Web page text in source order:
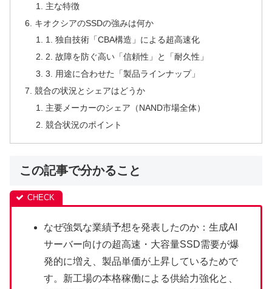
主な特徴
キオクシアのSSDの強みは何か
1. 独自技術「CBA構造」による超高速化
2. 故障を防ぐ高い「信頼性」と「耐久性」
3. 用途に合わせた「製品ラインナップ」
競合の状況とシェアはどうか
主要メーカーのシェア（NAND市場全体）
競合状況のポイント
この記事で分かること
なぜ強気な業績予想を発表したのか：生成AI
サーバー向けの超高速・大容量SSD需要が爆
発的に増え、製品単価が上昇しているためで
す。新工場の本格稼働による供給力強化と、